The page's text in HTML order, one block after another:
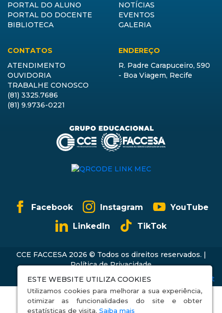
PORTAL DO ALUNO
PORTAL DO DOCENTE
BIBLIOTECA
NOTÍCIAS
EVENTOS
GALERIA
CONTATOS
ATENDIMENTO
OUVIDORIA
TRABALHE CONOSCO
(81) 3325.7686
(81) 9.9736-0221
ENDEREÇO
R. Padre Carapuceiro, 590
- Boa Viagem, Recife
Facebook Instagram
YouTube
LinkedIn
TikTok
CCE FACCESA 2026 © Todos os direitos reservados. |
Política de Privacidade
ESTE WEBSITE UTILIZA COOKIES
Utilizamos cookies para melhorar a sua experiência,
otimizar as funcionalidades do site e obter
estatísticas de visita. Saiba mais